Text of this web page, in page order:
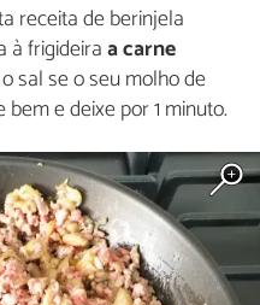
receita de berinjela
à frigideiraa carne
sal se o seu molho de
e deixe por 1 minuto.